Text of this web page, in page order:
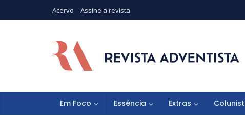
Acervo Assine a revista
Em Foco Essência Extras